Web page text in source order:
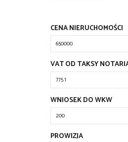
CENA NIERUCHOMOŚCI
VAT OD TAKSY
WNIOSEK DO WKW
PROWIZJA